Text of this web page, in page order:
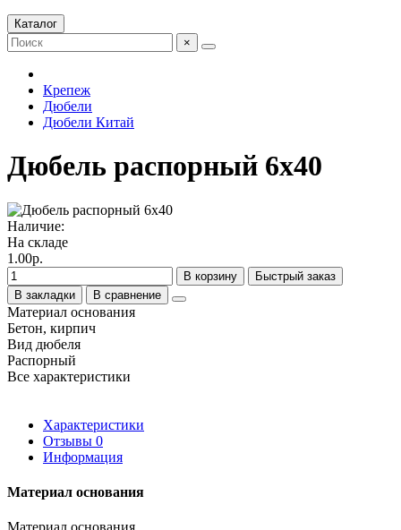
Каталог
×
Крепеж
Дюбели
Дюбели Китай
Дюбель распорный 6х40
Наличие:
На складе
1.00р.
В корзину
Быстрый заказ
В закладки
В сравнение
Материал основания
Бетон, кирпич
Вид дюбеля
Распорный
Все характеристики
Характеристики
Отзывы 0
Информация
Материал основания